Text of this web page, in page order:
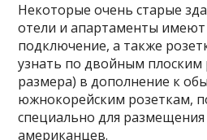
Некоторые очень старые
отели и апартаменты
подключение, а также
узнать по двойным
размера) в дополнение к
южнокорейским розеткам,
специально для
американцев.